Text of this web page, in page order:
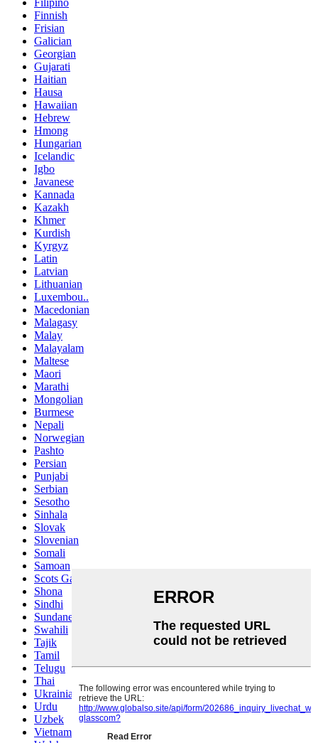
Filipino
Finnish
Frisian
Galician
Georgian
Gujarati
Haitian
Hausa
Hawaiian
Hebrew
Hmong
Hungarian
Icelandic
Igbo
Javanese
Kannada
Kazakh
Khmer
Kurdish
Kyrgyz
Latin
Latvian
Lithuanian
Luxembou..
Macedonian
Malagasy
Malay
Malayalam
Maltese
Maori
Marathi
Mongolian
Burmese
Nepali
Norwegian
Pashto
Persian
Punjabi
Serbian
Sesotho
Sinhala
Slovak
Slovenian
Somali
Samoan
Scots Gaelic
Shona
Sindhi
Sundanese
Swahili
Tajik
Tamil
Telugu
Thai
Ukrainian
Urdu
Uzbek
Vietnamese